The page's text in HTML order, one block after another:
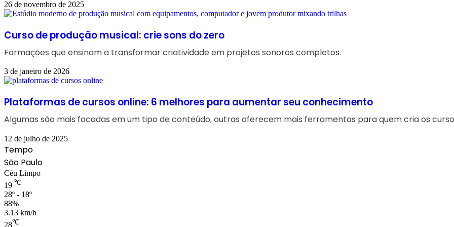
26 de novembro de 2025
Curso de produção musical: crie sons do zero
Formações que ensinam a transformar criatividade em projetos sonoros completos.
3 de janeiro de 2026
Plataformas de cursos online: 6 melhores para aumentar seu conhecimento
Algumas são mais focadas em um tipo de conteúdo, outras oferecem mais ferramentas para quem cria os
12 de julho de 2025
Tempo
São Paulo
Céu Limpo
19 ℃
28º - 18º
88%
3.13 km/h
28℃